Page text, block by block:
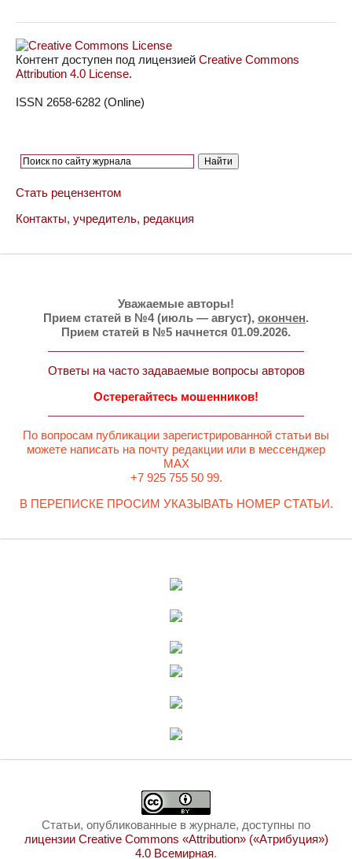
Контент доступен под лицензией Creative Commons
Attribution 4.0 License.
ISSN 2658-6282 (Online)
Стать рецензентом
Контакты, учредитель, редакция
Уважаемые авторы!
Прием статей в №4 (июль — август), окончен.
Прием статей в №5 начнется 01.09.2026.
Ответы на часто задаваемые вопросы авторов
Остерегайтесь мошенников!
По вопросам публикации зарегистрированной статьи вы
можете написать на почту редакции или в мессенджер
MAX
+7 925 755 50 99.
В ПЕРЕПИСКЕ ПРОСИМ УКАЗЫВАТЬ НОМЕР СТАТЬИ.
Статьи, опубликованные в журнале, доступны по
лицензии Creative Commons «Attribution» («Атрибуция»)
4.0 Всемирная.